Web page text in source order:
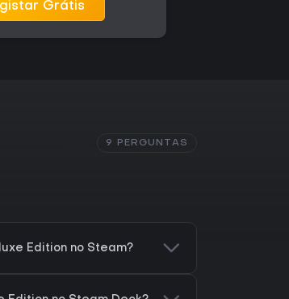
Grátis
9 PERGUNTAS
Edition no Steam?